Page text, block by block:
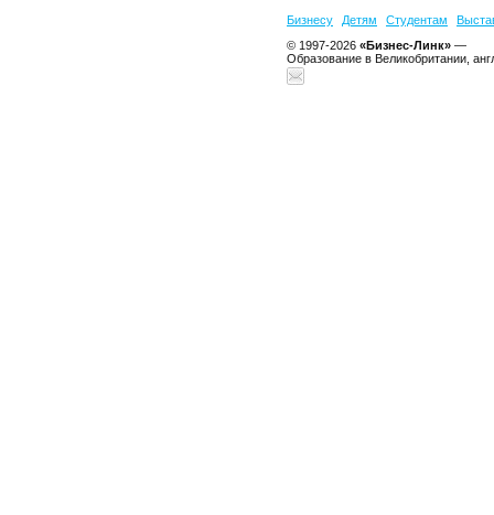
Бизнесу Детям Студентам
© 1997-2026 «Бизнес-Линк» —
Образование в Великобритании,